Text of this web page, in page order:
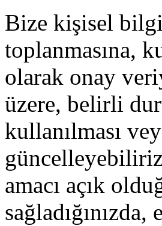
Bize kişisel
toplanmasına,
olarak onay
üzere, belirli
kullanılması
amacı açık